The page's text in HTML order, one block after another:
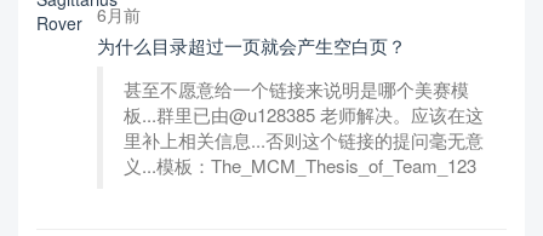
6月前
为什么目录超过一页就会产生空白页？
甚至不愿意给一个链接来说明是哪个美赛模
板...群里已由@u128385 老师解决。应该在这
里补上相关信息...否则这个链接的提问毫无意
义...模板：The_MCM_Thesis_of_Team_123